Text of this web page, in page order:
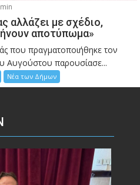
αλλάζει με σχέδιο,
αποτύπωμα»
που πραγματοποιήθηκε τον
Αυγούστου παρουσίασε...
Νέα των Δήμων